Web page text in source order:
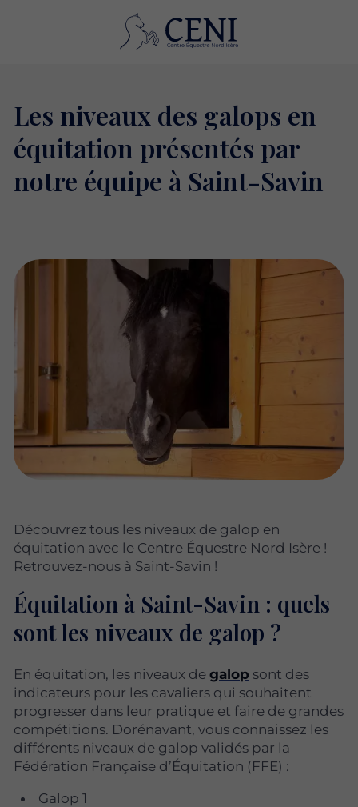
Les niveaux des galops en
équitation présentés par
notre équipe à Saint-Savin
Découvrez tous les niveaux de galop en
équitation avec le Centre Équestre Nord Isère !
Retrouvez-nous à Saint-Savin !
Équitation à Saint-Savin : quels
sont les niveaux de galop ?
En équitation, les niveaux de galop sont des
indicateurs pour les cavaliers qui souhaitent
progresser dans leur pratique et faire de grandes
compétitions. Dorénavant, vous connaissez les
différents niveaux de galop validés par la
Fédération Française d’Équitation (FFE) :
Galop 1